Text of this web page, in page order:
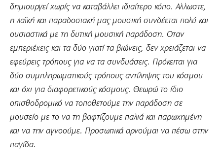
δημιουργεί χωρίς να καταβάλλει ιδιαίτερο κόπο. Αλλωστε,
η λαϊκή και παραδοσιακή μας μουσική συνδέεται πολύ και
ουσιαστικά με τη δυτική μουσική παράδοση. Οταν
εμπεριέχεις και τα δύο γιατί τα βιώνεις, δεν χρειάζεται να
εφεύρεις τρόπους για να τα συνδυάσεις. Πρόκειται για
δύο συμπληρωματικούς τρόπους αντίληψης του κόσμου
και όχι για διαφορετικούς κόσμους. Θεωρώ το ίδιο
οπισθοδρομικό να τοποθετούμε την παράδοση σε
μουσείο με το να τη βαφτίζουμε παλιά και παρωχημένη
και να την αγνοούμε. Προσωπικά αρνούμαι να πέσω στην
παγίδα.